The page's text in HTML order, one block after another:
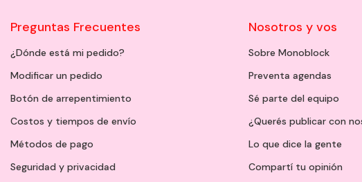
Preguntas Frecuentes
¿Dónde está mi pedido?
Modificar un pedido
Botón de arrepentimiento
Costos y tiempos de envío
Métodos de pago
Seguridad y privacidad
Nosotros y vos
Sobre Monoblock
Preventa agendas
Sé parte del equipo
¿Querés publicar con
Lo que dice la gente
Compartí tu opinión